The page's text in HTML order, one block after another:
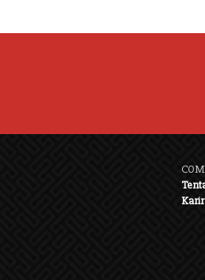
Karir